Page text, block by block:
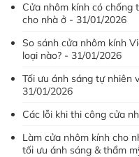
Cửa nhôm kính có chống
cho nhà ở - 31/01/2026
So sánh cửa nhôm kính
loại nào? - 31/01/2026
Tối ưu ánh sáng tự nhiên
31/01/2026
Các lỗi khi thi công cửa
Làm cửa nhôm kính cho
tối ưu ánh sáng & thẩm